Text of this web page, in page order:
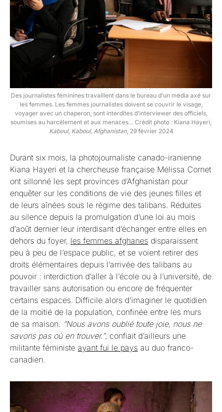
Des journalistes féminines travaillent dans le bureau d’un média axé sur
les femmes. Les femmes journalistes doivent se couvrir le visage,
voyager avec un chaperon, sont interdites d’interviewer des officiels,
soumises au harcèlement et aux menaces… Crédit photo : Kiana Hayeri,
Kaboul, Kaboul, Afghanistan, 29 février 2024
Durant six mois, la photojournaliste canado-iranienne
Kiana Hayeri et la chercheuse française Mélissa Cornet
ont sillonné les sept provinces d’Afghanistan pour
enquêter sur les conditions de vie des jeunes filles et
de leurs aînées sous le régime des talibans. Réduites
au silence depuis la promulgation d’une loi au mois
d’août dernier leur interdisant d’échanger entre elles en
dehors du foyer, les femmes afghanes disparaissent
peu à peu de l’espace public, et se voient retirer des
droits élémentaires depuis l’arrivée des talibans au
pouvoir : interdiction d’aller à l’école ou à l’université, de
travailler sans autorisation ou encore de fréquenter
certains espaces. Difficile alors d’imaginer le quotidien
de la moitié de la population, confinée entre les murs
de sa maison. “Nous avons oublié toute joie, nous ne
savons pas où en trouver.”, confiait d’ailleurs une
militante féministe ayant fui le pays au duo franco-
canadien.